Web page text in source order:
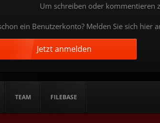
Um schreiben oder kommentieren
ein Benutzerkonto? Melden Sie sich hier
Jetzt anmelden
TEAM FILEBASE